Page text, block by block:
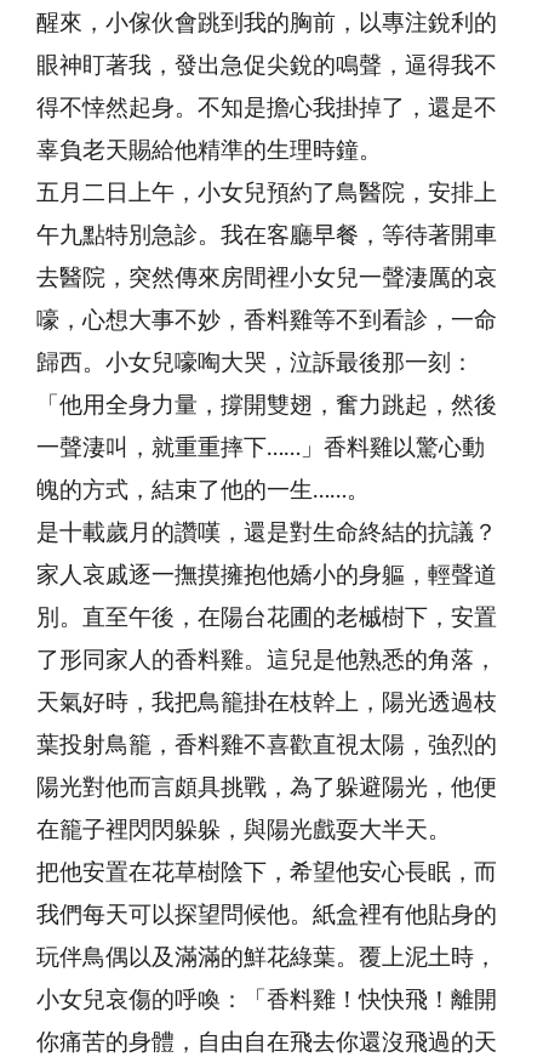
醒來，小傢伙會跳到我的胸前，以專注銳利的
眼神盯著我，發出急促尖銳的鳴聲，逼得我不
得不悻然起身。不知是擔心我掛掉了，還是不
辜負老天賜給他精準的生理時鐘。
五月二日上午，小女兒預約了鳥醫院，安排上
午九點特別急診。我在客廳早餐，等待著開車
去醫院，突然傳來房間裡小女兒一聲淒厲的哀
嚎，心想大事不妙，香料雞等不到看診，一命
歸西。小女兒嚎啕大哭，泣訴最後那一刻：
「他用全身力量，撐開雙翅，奮力跳起，然後
一聲淒叫，就重重摔下……」香料雞以驚心動
魄的方式，結束了他的一生……。
是十載歲月的讚嘆，還是對生命終結的抗議？
家人哀戚逐一撫摸擁抱他嬌小的身軀，輕聲道
別。直至午後，在陽台花圃的老槭樹下，安置
了形同家人的香料雞。這兒是他熟悉的角落，
天氣好時，我把鳥籠掛在枝幹上，陽光透過枝
葉投射鳥籠，香料雞不喜歡直視太陽，強烈的
陽光對他而言頗具挑戰，為了躲避陽光，他便
在籠子裡閃閃躲躲，與陽光戲耍大半天。
把他安置在花草樹陰下，希望他安心長眠，而
我們每天可以探望問候他。紙盒裡有他貼身的
玩伴鳥偶以及滿滿的鮮花綠葉。覆上泥土時，
小女兒哀傷的呼喚：「香料雞！快快飛！離開
你痛苦的身體，自由自在飛去你還沒飛過的天